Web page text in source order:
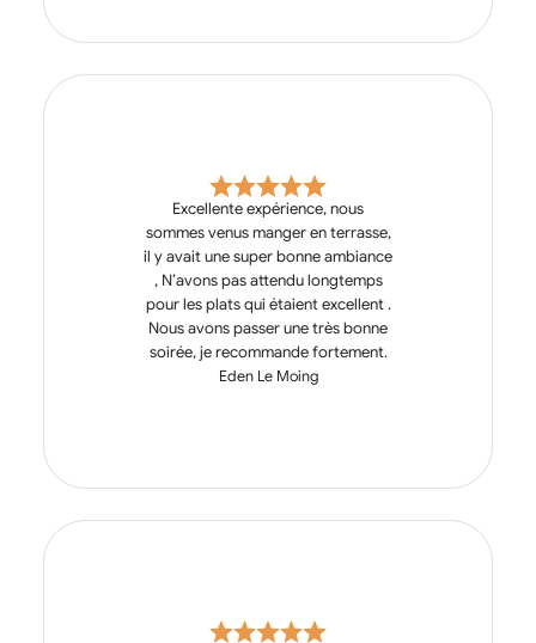
Excellente expérience, nous
sommes venus manger en terrasse,
il y avait une super bonne ambiance
, N’avons pas attendu longtemps
pour les plats qui étaient excellent .
Nous avons passer une très bonne
soirée, je recommande fortement.
Eden Le Moing